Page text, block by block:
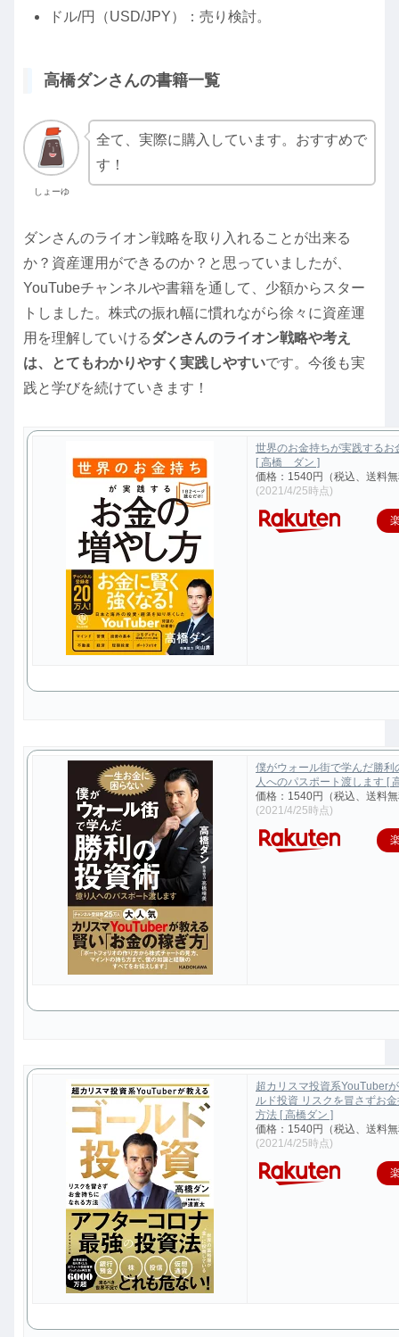
ドル/円（USD/JPY）：売り検討。
高橋ダンさんの書籍一覧
しょーゆ
全て、実際に購入しています。おすすめで
す！
ダンさんのライオン戦略を取り入れることが出来る
か？資産運用ができるのか？と思っていましたが、
YouTubeチャンネルや書籍を通して、少額からスター
トしました。株式の振れ幅に慣れながら徐々に資産運
用を理解していけるダンさんのライオン戦略や考え
は、とてもわかりやすく実践しやすいです。今後も実
践と学びを続けていきます！
世界のお金持ちが実践するお
[ 高橋 ダン ]
価格：1540円（税込、送料
(2021/4/25時点)
僕がウォール街で学んだ勝利
人へのパスポート渡します [
価格：1540円（税込、送料
(2021/4/25時点)
超カリスマ投資系YouTuber
ルド投資 リスクを冒さずお
方法 [ 高橋ダン ]
価格：1540円（税込、送料
(2021/4/25時点)